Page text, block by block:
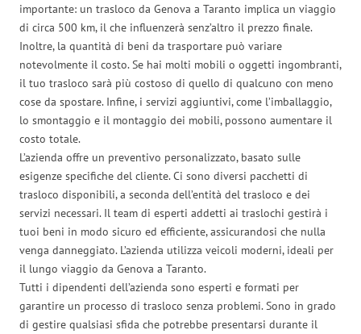
importante: un trasloco da Genova a Taranto implica un viaggio
di circa 500 km, il che influenzerà senz’altro il prezzo finale.
Inoltre, la quantità di beni da trasportare può variare
notevolmente il costo. Se hai molti mobili o oggetti ingombranti,
il tuo trasloco sarà più costoso di quello di qualcuno con meno
cose da spostare. Infine, i servizi aggiuntivi, come l’imballaggio,
lo smontaggio e il montaggio dei mobili, possono aumentare il
costo totale.
L’azienda offre un preventivo personalizzato, basato sulle
esigenze specifiche del cliente. Ci sono diversi pacchetti di
trasloco disponibili, a seconda dell’entità del trasloco e dei
servizi necessari. Il team di esperti addetti ai traslochi gestirà i
tuoi beni in modo sicuro ed efficiente, assicurandosi che nulla
venga danneggiato. L’azienda utilizza veicoli moderni, ideali per
il lungo viaggio da Genova a Taranto.
Tutti i dipendenti dell’azienda sono esperti e formati per
garantire un processo di trasloco senza problemi. Sono in grado
di gestire qualsiasi sfida che potrebbe presentarsi durante il